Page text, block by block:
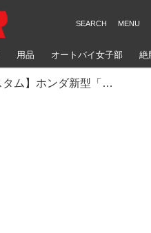
用品 オートバイ女子部 絶
【カスタム】ホンダ新型「CBR650R」「CB650R」アクセサリーパーツ情報｜純正パーツで利便性を高め、ドレスアップも可能！